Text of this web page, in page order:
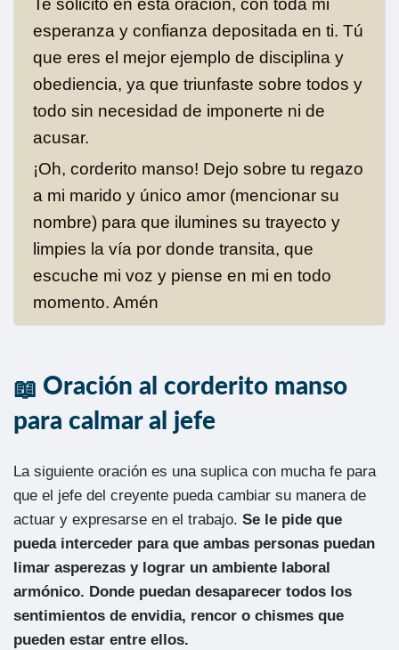
Te solicito en esta oración, con toda mi
esperanza y confianza depositada en ti. Tú
que eres el mejor ejemplo de disciplina y
obediencia, ya que triunfaste sobre todos y
todo sin necesidad de imponerte ni de
acusar.
¡Oh, corderito manso! Dejo sobre tu regazo
a mi marido y único amor (mencionar su
nombre) para que ilumines su trayecto y
limpies la vía por donde transita, que
escuche mi voz y piense en mi en todo
momento. Amén
Oración al corderito manso
para calmar al jefe
La siguiente oración es una suplica con mucha fe para
que el jefe del creyente pueda cambiar su manera de
actuar y expresarse en el trabajo. Se le pide que
pueda interceder para que ambas personas puedan
limar asperezas y lograr un ambiente laboral
armónico. Donde puedan desaparecer todos los
sentimientos de envidia, rencor o chismes que
pueden estar entre ellos.